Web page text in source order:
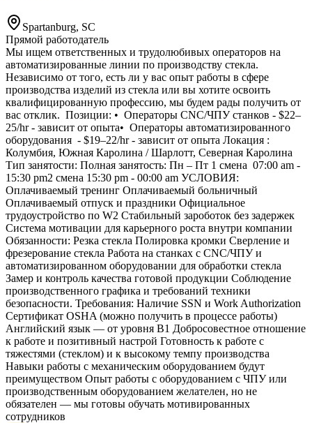
Spartanburg, SC
Прямой работодатель
Мы ищем ответственных и трудолюбивых операторов на
автоматизированные линии по производству стекла.
Независимо от того, есть ли у вас опыт работы в сфере
производства изделий из стекла или вы хотите освоить
квалифицированную профессию, мы будем рады получить от
вас отклик. Позиции: •⁠ ⁠Операторы CNC/ЧПУ станков - $22–
25/hr - зависит от опыта•⁠ ⁠Операторы автоматизированного
оборудования - $19–22/hr - зависит от опыта Локация :
Колумбия, Южная Каролина / Шарлотт, Северная Каролина
Тип занятости: Полная занятость: Пн – Пт 1 смена 07:00 am -
15:30 pm2 смена 15:30 pm - 00:00 am УСЛОВИЯ:
Оплачиваемый тренинг Оплачиваемый больничный
Оплачиваемый отпуск и праздники Официальное
трудоустройство по W2 Стабильный зароботок без задержек
Система мотивации для карьерного роста внутри компании
Обязанности: Резка стекла Полировка кромки ⁠Сверление и
фрезерование стекла Работа на станках с CNC/ЧПУ и
автоматизированном оборудовании для обработки стекла
Замер и контроль качества готовой продукции Соблюдение
производственного графика и требований техники
безопасности. Требования: Наличие SSN и Work Authorization
Сертификат OSHA (можно получить в процессе работы)
Английский язык — от уровня B1 Добросовестное отношение
к работе и позитивный настрой ⁠Готовность к работе с
тяжестями (стеклом) и к высокому темпу производства
⁠Навыки работы с механическим оборудованием будут
преимуществом Опыт работы с оборудованием с ЧПУ или
производственным оборудованием желателен, но не
обязателен — мы готовы обучать мотивированных
сотрудников